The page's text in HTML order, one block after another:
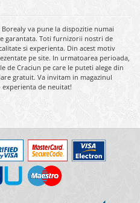
va pune la dispozitie numai
garantata. Toti furnizorii nostri de
si experienta. Din acest motiv
pe site. In urmatoarea perioada,
de Craciun pe care le puteti alege din
gratuit. Va invitam in magazinul
de neuitat!